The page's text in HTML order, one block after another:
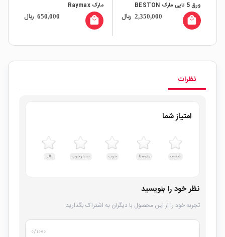
ورق 5 تایی مارک BESTON
2,350,000 ریال local_mall
مارک Raymax
650,000 ریال local_mall
نظرات
امتیاز شما
ضعیف متوسط خوب بسیار خوب عالی
نظر خود را بنویسید
تجربه خود را از این محصول با دیگران به اشتراک بگذارید.
۰/۱۰۰۰